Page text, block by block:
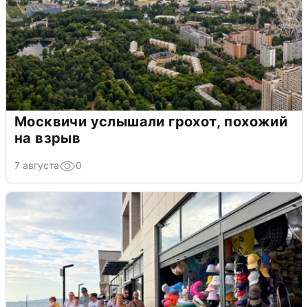
Москвичи услышали грохот, похожий
на взрыв
7 августа 0